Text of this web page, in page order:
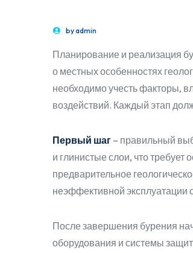
byadmin
Планирование и реализация
о местных особенностях
необходимо учесть факторы,
воздействий. Каждый этап
Первый шаг – правильный
и глинистые слои, что
предварительное
неэффективной эксплуатации
После завершения бурения
оборудования и системы